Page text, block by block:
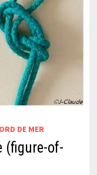
DE MER
(figure-of-